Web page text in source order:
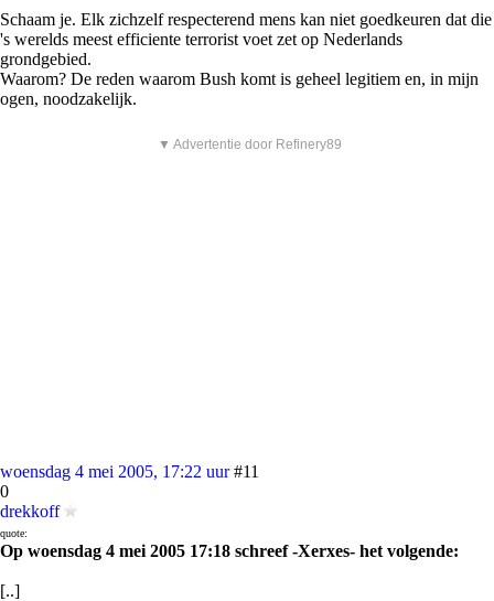
Schaam je. Elk zichzelf respecterend mens kan niet goedkeuren dat die
's werelds meest efficiente terrorist voet zet op Nederlands
grondgebied.
Waarom? De reden waarom Bush komt is geheel legitiem en, in mijn
ogen, noodzakelijk.
▼ Advertentie door Refinery89
woensdag 4 mei 2005, 17:22 uur #11
0
drekkoff
quote:
Op woensdag 4 mei 2005 17:18 schreef -Xerxes- het volgende:
[..]